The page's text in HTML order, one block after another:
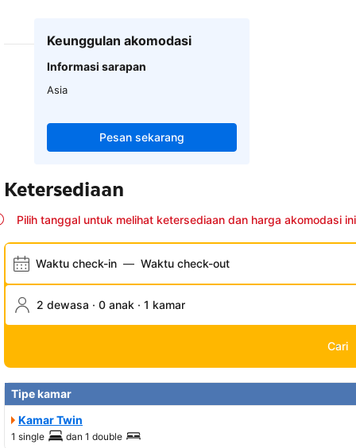
Keunggulan akomodasi
Informasi sarapan
Asia
Pesan sekarang
Ketersediaan
Pilih tanggal untuk melihat ketersediaan dan harga akomodasi ini
Waktu check-in — Waktu check-out
2 dewasa · 0 anak · 1 kamar
Cari
Tipe kamar
Kamar Twin
1 single dan 1 double